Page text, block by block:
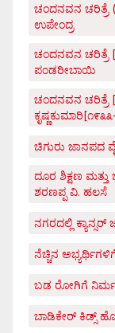
ಚಂದನವನ ಚರಿತ್ರೆ
ಉಪೇಂದ್ರ
ಚಂದನವನ ಚರಿತ್ರೆ
ಪಂಡರೀಬಾಯಿ
ಚಂದನವನ ಚರಿತ್ರೆ
ಚಿಗುರು ಜಾನಪದ
ದೂರ ಶಿಕ್ಷಣ ಮತ್ತು
ಶರಣಪ್ಪ ವಿ. ಹಲಸೆ
ನಗರದಲ್ಲಿ ಕ್ಯಾನ್ಸರ್
ನೆಚ್ಚಿನ
ಬಡ ರೋಗಿಗೆ ನಿರ್ಮಲ
ಬಾಡಿಕೇರ್ ಕಿಡ್ಸ್